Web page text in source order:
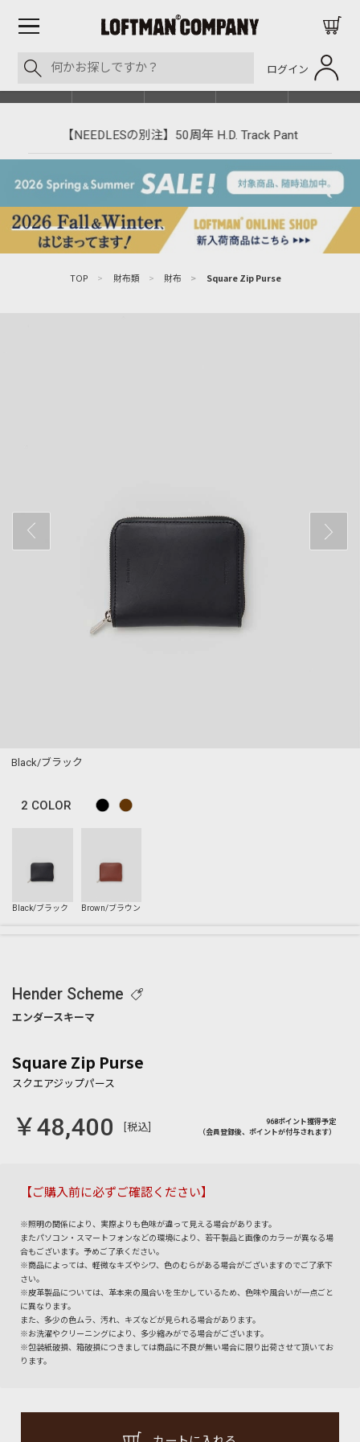
ログイン
SHOP LIST
【NEEDLESの別注】50周年 H.D. Track Pant
TOP > 財布類 > 財布 > Square Zip Purse
Black/ブラック
2 COLOR
Hender Scheme
Square Zip Purse
￥48,400 [税込]
968ポイント獲得予定
（会員登録後、ポイントが付与されます）
【ご購入前に必ずご確認ください】
※照明の関係により、実際よりも色味が違って見える場合があります。
またパソコン・スマートフォンなどの環境により、若干製品と画像のカラーが異なる場
合もございます。予めご了承ください。
※商品によっては、軽微なキズやシワ、色のむらがある場合がございますのでご了承下
さい。
※皮革製品については、革本来の風合いを生かしているため、色味や風合いが一点ごと
に異なります。
また、多少の色ムラ、汚れ、キズなどが見られる場合があります。
※お洗濯やクリーニングにより、多少縮みがでる場合がございます。
※包装紙破損、箱破損につきましては商品に不良が無い場合に限り出荷させて頂いてお
ります。